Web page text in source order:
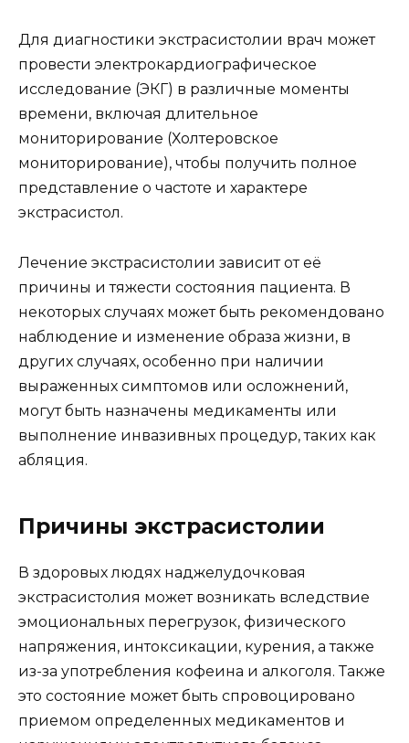
Для диагностики экстрасистолии врач может
провести электрокардиографическое
исследование (ЭКГ) в различные моменты
времени, включая длительное
мониторирование (Холтеровское
мониторирование), чтобы получить полное
представление о частоте и характере
экстрасистол.
Лечение экстрасистолии зависит от её
причины и тяжести состояния пациента. В
некоторых случаях может быть рекомендовано
наблюдение и изменение образа жизни, в
других случаях, особенно при наличии
выраженных симптомов или осложнений,
могут быть назначены медикаменты или
выполнение инвазивных процедур, таких как
абляция.
Причины экстрасистолии
В здоровых людях наджелудочковая
экстрасистолия может возникать вследствие
эмоциональных перегрузок, физического
напряжения, интоксикации, курения, а также
из-за употребления кофеина и алкоголя. Также
это состояние может быть спровоцировано
приемом определенных медикаментов и